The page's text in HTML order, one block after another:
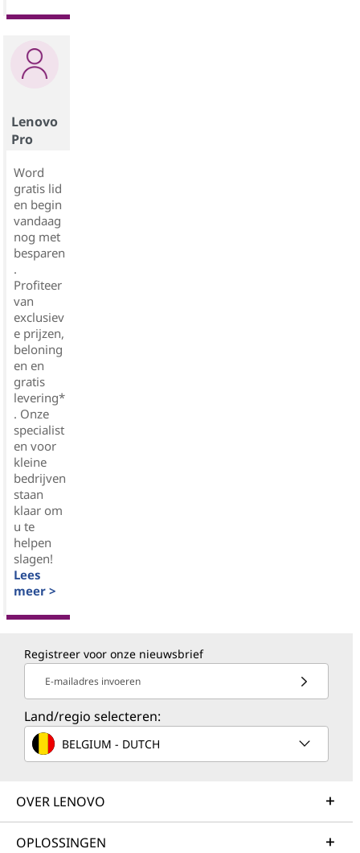
Lenovo
Pro
Word
gratis lid
en begin
vandaag
nog met
besparen
.
Profiteer
van
exclusiev
e prijzen,
beloning
en en
gratis
levering*
. Onze
specialist
en voor
kleine
bedrijven
staan
klaar om
u te
helpen
slagen!
Lees
meer >
Registreer voor onze nieuwsbrief
E-mailadres invoeren
Land/regio selecteren:
BELGIUM - DUTCH
OVER LENOVO
OPLOSSINGEN